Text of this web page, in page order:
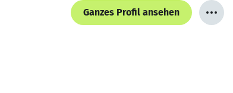
Ganzes Profil ansehen